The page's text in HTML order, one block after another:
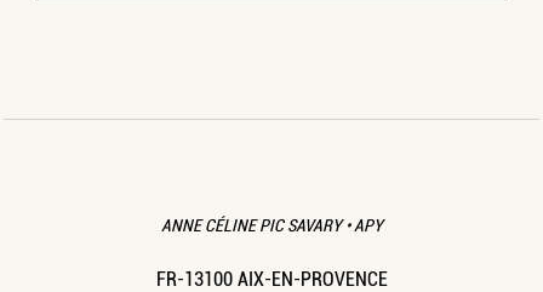
ANNE CÉLINE PIC SAVARY • APY
FR-13100 AIX-EN-PROVENCE